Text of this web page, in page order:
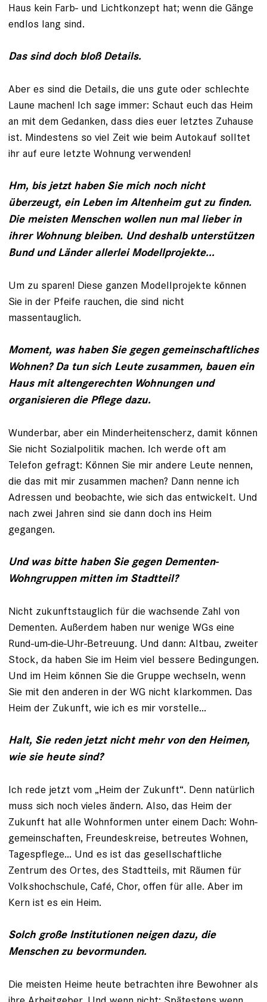
Haus kein Farb- und Lichtkonzept hat; wenn die Gänge
endlos lang sind.
Das sind doch bloß Details.
Aber es sind die Details, die uns gute oder schlechte
Laune machen! Ich sage immer: Schaut euch das Heim
an mit dem Gedanken, dass dies euer letztes Zuhause
ist. Mindestens so viel Zeit wie beim Autokauf solltet
ihr auf eure letzte Wohnung verwenden!
Hm, bis jetzt haben Sie mich noch nicht
überzeugt, ein Leben im Altenheim gut zu finden.
Die meisten Menschen wollen nun mal lieber in
ihrer Wohnung bleiben. Und deshalb unterstützen
Bund und Länder allerlei Modellprojekte...
Um zu sparen! Diese ganzen Modellprojekte können
Sie in der Pfeife rauchen, die sind nicht
massentauglich.
Moment, was haben Sie gegen gemeinschaftliches
Wohnen? Da tun sich Leute zusammen, bauen ein
Haus mit altengerechten Wohnungen und
organisieren die Pflege dazu.
Wunderbar, aber ein Minderheitenscherz, damit können
Sie nicht Sozialpolitik machen. Ich werde oft am
Telefon gefragt: Können Sie mir andere Leute nennen,
die das mit mir zusammen machen? Dann nenne ich
Adressen und beobachte, wie sich das entwickelt. Und
nach zwei Jahren sind sie dann doch ins Heim
gegangen.
Und was bitte haben Sie gegen Dementen-
Wohngruppen mitten im Stadtteil?
Nicht zukunftstauglich für die wachsende Zahl von
Dementen. Außerdem haben nur wenige WGs eine
Rund-um-die-Uhr-Be­treuung. Und dann: Altbau, zweiter
Stock, da haben Sie im Heim viel bessere Be­dingungen.
Und im Heim können Sie die Gruppe wechseln, wenn
Sie mit den anderen in der WG nicht klarkommen. Das
Heim der Zukunft, wie ich es mir vorstelle...
Halt, Sie reden jetzt nicht mehr von den Heimen,
wie sie heute sind?
Ich rede jetzt vom „Heim der Zukunft“. Denn natürlich
muss sich noch vieles ändern. Also, das Heim der
Zukunft hat alle Wohnformen unter einem Dach: Wohn­
gemeinschaften, Freundeskreise, betreutes Wohnen,
Tagespflege... Und es ist das ­gesellschaftliche
Zentrum des Ortes, des Stadtteils, mit Räumen für
Volkshochschule, Café, Chor, offen für alle. Aber im
Kern ist es ein Heim.
Solch große Institutionen neigen dazu, die
Menschen zu bevormunden.
Die meisten Heime heute betrachten ihre Bewohner als